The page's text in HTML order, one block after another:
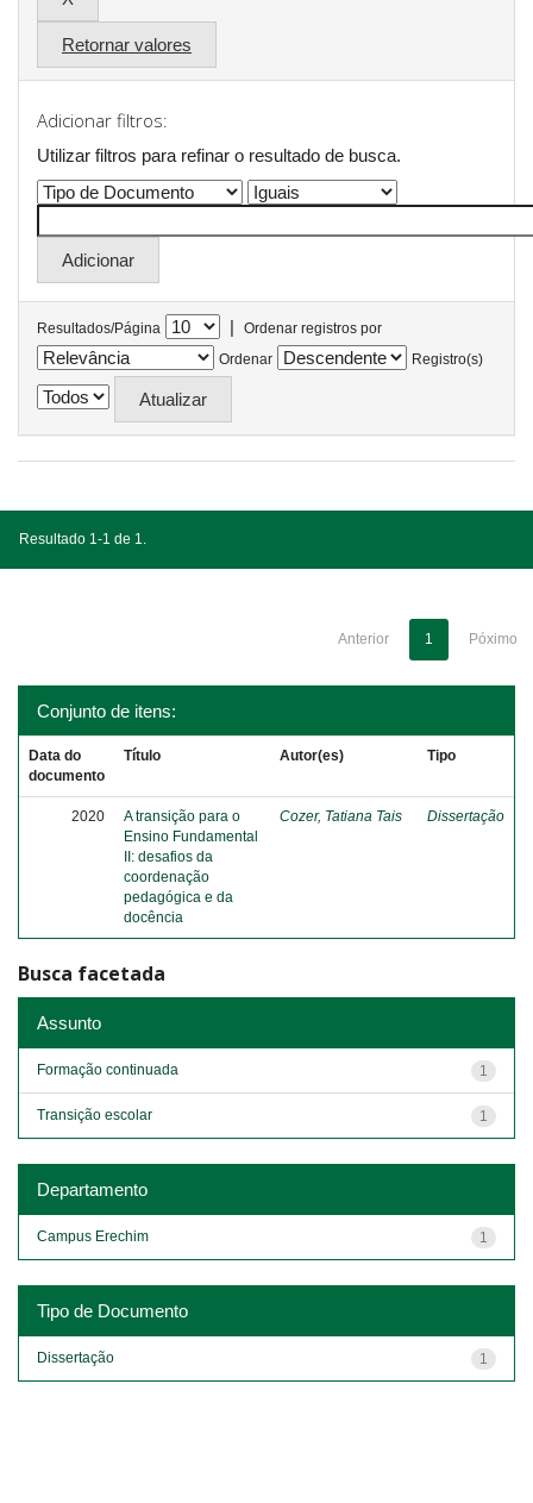
Retornar valores
Adicionar filtros:
Utilizar filtros para refinar o resultado de busca.
Resultados/Página |
Ordenar registros por
Ordenar
Registro(s)
Resultado 1-1 de 1.
Anterior 1 Póximo
Conjunto de itens:
Data do
documento
Título Autor(es) Tipo
2020
A transição para o
Ensino Fundamental
II: desafios da
coordenação
pedagógica e da
docência
Cozer, Tatiana Tais Dissertação
Busca facetada
Assunto
1
Formação continuada
1
Transição escolar
Departamento
1
Campus Erechim
Tipo de Documento
1
Dissertação